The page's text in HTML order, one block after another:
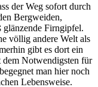
der Weg sofort durch
Bergweiden,
Firngipfel.
völlig andere Welt als
gibt es dort ein
Notwendigsten für
man hier noch
Lebensweise.